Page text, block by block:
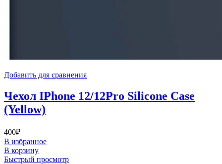
Добавить для сравнения
Чехол IPhone 12/12Pro Silicone Case
(Yellow)
400₽
В избранное
В корзину
Быстрый просмотр